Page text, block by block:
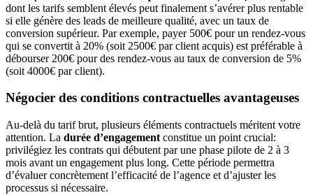
dont les tarifs semblent élevés peut finalement s’avérer plus rentable
si elle génère des leads de meilleure qualité, avec un taux de
conversion supérieur. Par exemple, payer 500€ pour un rendez-vous
qui se convertit à 20% (soit 2500€ par client acquis) est préférable à
débourser 200€ pour des rendez-vous au taux de conversion de 5%
(soit 4000€ par client).
Négocier des conditions contractuelles avantageuses
Au-delà du tarif brut, plusieurs éléments contractuels méritent votre
attention. La durée d’engagement constitue un point crucial:
privilégiez les contrats qui débutent par une phase pilote de 2 à 3
mois avant un engagement plus long. Cette période permettra
d’évaluer concrètement l’efficacité de l’agence et d’ajuster les
processus si nécessaire.